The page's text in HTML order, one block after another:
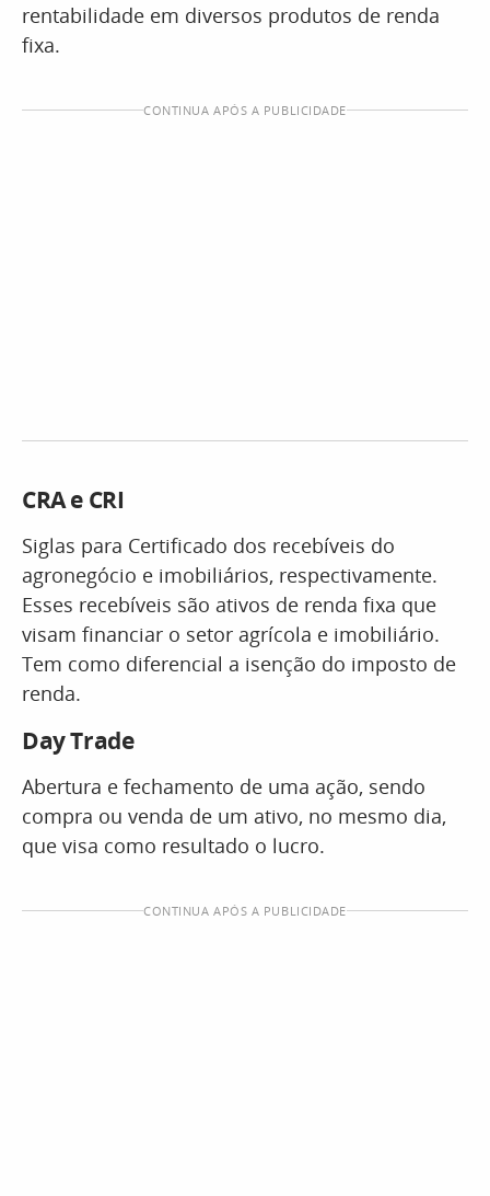
rentabilidade em diversos produtos de renda
fixa.
CONTINUA APÓS A PUBLICIDADE
CRA e CRI
Siglas para Certificado dos recebíveis do
agronegócio e imobiliários, respectivamente.
Esses recebíveis são ativos de renda fixa que
visam financiar o setor agrícola e imobiliário.
Tem como diferencial a isenção do imposto de
renda.
Day Trade
Abertura e fechamento de uma ação, sendo
compra ou venda de um ativo, no mesmo dia,
que visa como resultado o lucro.
CONTINUA APÓS A PUBLICIDADE